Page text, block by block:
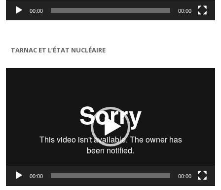
00:00 00:00
TARNAC ET L’ÉTAT NUCLÉAIRE
Lecteur
00:00 00:00